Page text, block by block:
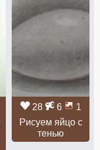
28 6
1
Рисуем яйцо с
тенью